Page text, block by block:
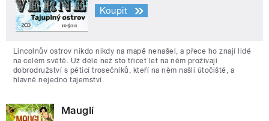
Koupit
Lincolnův ostrov nikdo nikdy na mapě nenašel, a přece ho znají lidé
na celém světě. Už déle než sto třicet let na něm prožívají
dobrodružství s pěticí trosečníků, kteří na něm našli útočiště, a
hlavně nejedno tajemství.
Mauglí